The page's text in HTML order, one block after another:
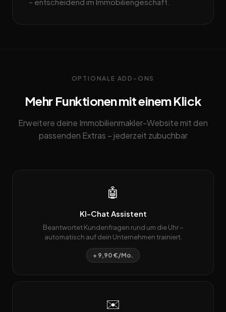
OPTIONALE ADD-ONS
Mehr Funktionen mit einem Klick
Erweitere deine Immobilienmakler-Website mit den
passenden Extras – jederzeit zubuchbar
🤖
KI-Chat Assistent
Beantwortet Kundenfragen rund um die Uhr –
automatisch auf dein Unternehmen trainiert.
+ 9,90 €/Mo.
✉️